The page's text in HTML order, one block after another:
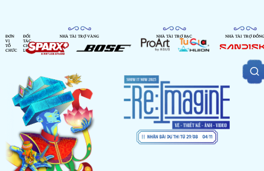
ĐƠN
VỊ
TỔ
CHỨC
ĐỐI
TÁC
CHIẾN
LƯỢC
NHÀ TÀI TRỢ VÀNG NHÀ TÀI TRỢ BẠC NHÀ TÀI TRỢ ĐỒNG